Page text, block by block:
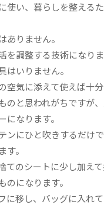
使い、暮らしを整える
ありません。
を調整する技術になりま
はいりません。
空気に添えて使えば十分
のと思われがちですが
になります。
ンにひと吹きするだけ
す。
てのシートに少し加え
のになります。
に移し、バッグに入れ